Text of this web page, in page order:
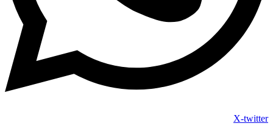
X-twitter